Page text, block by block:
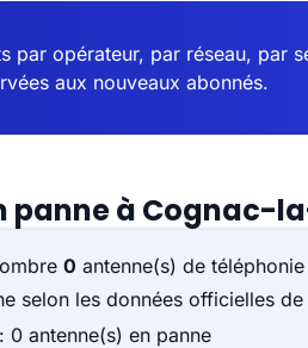
par opérateur, par réseau, par
aux nouveaux abonnés.
panne à Cognac-
0 antenne(s) de
selon les données officielles de
: 0 antenne(s) en panne